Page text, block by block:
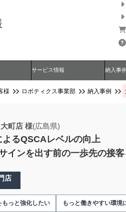
サービス情報 納入事
様 ロボティクス事業部 納入事例
町店 様(広島県)
るQSCAレベルの向上
インを出す前の一歩先の接
店
もっと強化したい もっと働きやすい環境